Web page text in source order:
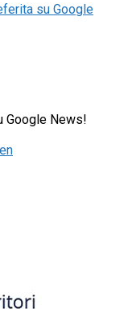
su Google
Google News!